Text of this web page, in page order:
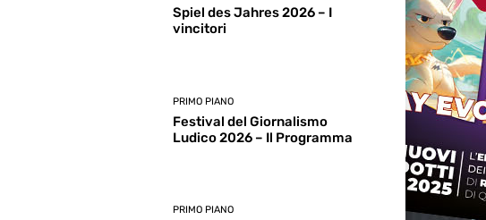
Spiel des Jahres 2026 – I
vincitori
PRIMO PIANO
Festival del Giornalismo
Ludico 2026 – Il Programma
PRIMO PIANO